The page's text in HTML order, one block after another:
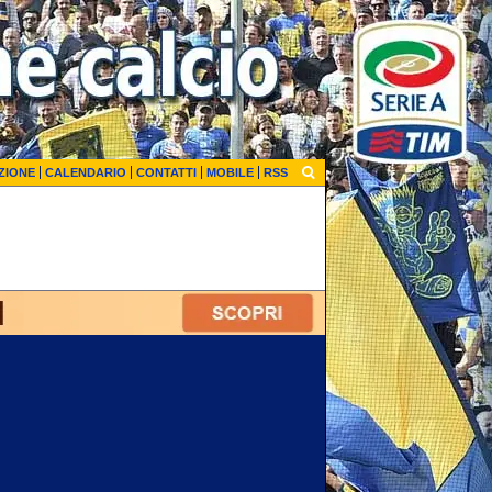
CALENDARIO CONTATTI MOBILE RSS